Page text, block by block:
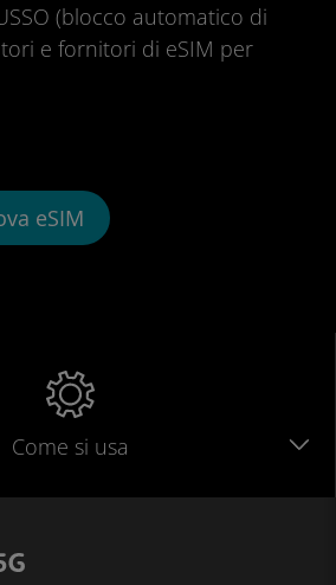
(blocco automatico di
e fornitori di eSIM per
eSIM
Come si usa